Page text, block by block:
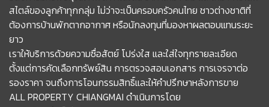
สไตล์ของลูกค้าทุกกลุ่ม ไม่ว่าจะเป็นครอบครัวคนไทย ชาวต่างชาติที่
ต้องการบ้านพักตากอากาศ หรือนักลงทุนที่มองหาผลตอบแทนระยะ
ยาว
เราให้บริการด้วยความซื่อสัตย์ โปร่งใส และใส่ใจทุกรายละเอียด
ตั้งแต่การคัดเลือกทรัพย์สิน การตรวจสอบเอกสาร การเจรจาต่อ
รองราคา จนถึงการโอนกรรมสิทธิ์และให้คำปรึกษาหลังการขาย
ALL PROPERTY CHIANGMAI ดำเนินการโดย